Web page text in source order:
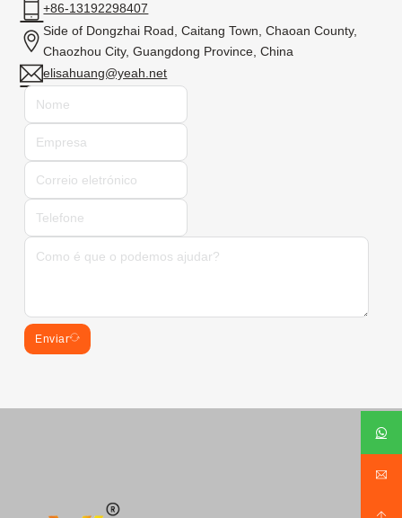
+86-13192298407
Side of Dongzhai Road, Caitang Town, Chaoan County,
Chaozhou City, Guangdong Province, China
elisahuang@yeah.net
Enviar